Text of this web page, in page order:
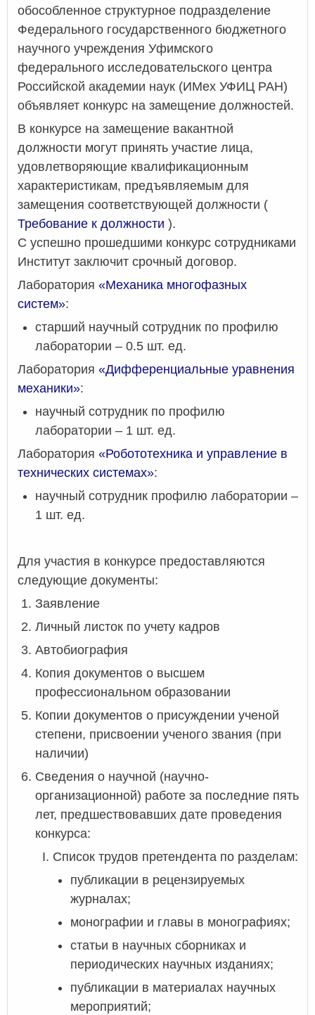
обособленное структурное подразделение
Федерального государственного бюджетного
научного учреждения Уфимского
федерального исследовательского центра
Российской академии наук (ИМех УФИЦ РАН)
объявляет конкурс на замещение должностей.
В конкурсе на замещение вакантной
должности могут принять участие лица,
удовлетворяющие квалификационным
характеристикам, предъявляемым для
замещения соответствующей должности (
Требование к должности ).
С успешно прошедшими конкурс сотрудниками
Институт заключит срочный договор.
Лаборатория «Механика многофазных
систем»:
старший научный сотрудник по профилю
лаборатории – 0.5 шт. ед.
Лаборатория «Дифференциальные уравнения
механики»:
научный сотрудник по профилю
лаборатории – 1 шт. ед.
Лаборатория «Робототехника и управление в
технических системах»:
научный сотрудник профилю лаборатории –
1 шт. ед.
Для участия в конкурсе предоставляются
следующие документы:
Заявление
Личный листок по учету кадров
Автобиография
Копия документов о высшем
профессиональном образовании
Копии документов о присуждении ученой
степени, присвоении ученого звания (при
наличии)
Сведения о научной (научно-
организационной) работе за последние пять
лет, предшествовавших дате проведения
конкурса:
Список трудов претендента по разделам:
публикации в рецензируемых
журналах;
монографии и главы в монографиях;
статьи в научных сборниках и
периодических научных изданиях;
публикации в материалах научных
мероприятий;